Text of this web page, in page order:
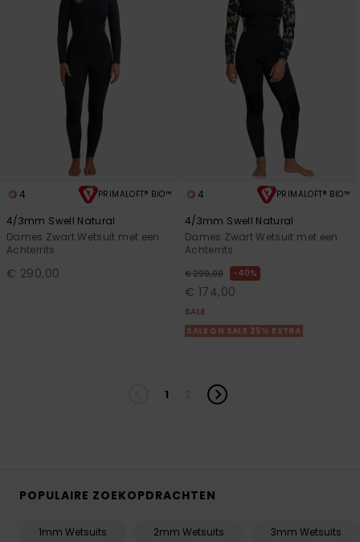
4 PRIMALOFT® BIO™
4/3mm Swell Natural
Dames Zwart Wetsuit met een
Achterrits
€ 290,00
4 PRIMALOFT® BIO™
4/3mm Swell Natural
Dames Zwart Wetsuit met een
Achterrits
€ 290,00 40%
€ 174,00
SALE
SALE ON SALE 25% EXTRA
1
POPULAIRE ZOEKOPDRACHTEN
1mm Wetsuits 2mm Wetsuits 3mm Wetsuits